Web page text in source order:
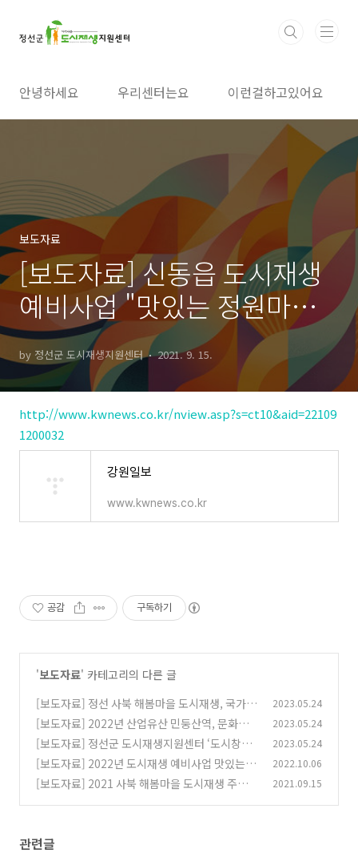
안녕하세요 우리센터는요 이런걸하고있어요
보도자료
[보도자료] 신동읍 도시재생
예비사업 "맛있는 정원마을
팜파티"
by 정선군 도시재생지원센터 2021. 9. 15.
http://www.kwnews.co.kr/nview.asp?s=ct10&aid=22109
1200032
강원일보
www.kwnews.co.kr
공감 구독하기
'보도자료' 카테고리의 다른 글
[보도자료] 정선 사북 해봄마을 도시재생, 국가
균형발전 우수 사례 선정
(0)
2023.05.24
[보도자료] 2022년 산업유산 민둥산역, 문화예
술 공간으로 재탄생 (0)
2023.05.24
[보도자료] 정선군 도시재생지원센터 ‘도시창조
한마당’ 최우수상 수상
(0)
2023.05.24
[보도자료] 2022년 도시재생 예비사업 맛있는 정
원 팜파티
(0)
2022.10.06
[보도자료] 2021 사북 해봄마을 도시재생 주민공
2021.09.15
관련글